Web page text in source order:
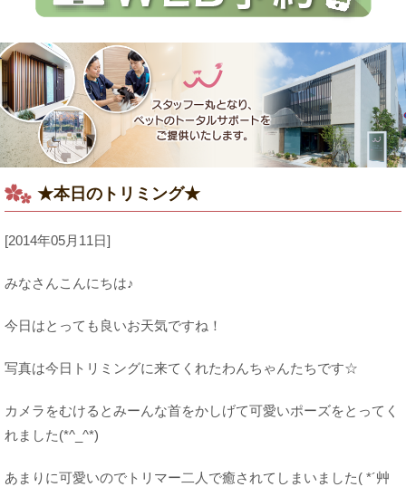
★本日のトリミング★
[2014年05月11日]
みなさんこんにちは♪
今日はとっても良いお天気ですね！
写真は今日トリミングに来てくれたわんちゃんたちです☆
カメラをむけるとみーんな首をかしげて可愛いポーズをとってく
れました(*^_^*)
あまりに可愛いのでトリマー二人で癒されてしまいました( *´艸